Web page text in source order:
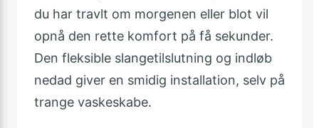
du har travlt om morgenen eller blot vil
opnå den rette komfort på få sekunder.
Den fleksible slangetilslutning og indløb
nedad giver en smidig installation, selv på
trange vaskeskabe.